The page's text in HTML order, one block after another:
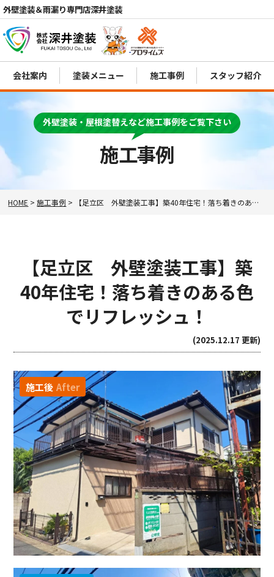
外壁塗装＆雨漏り専門店深井塗装
電話
会社案内 塗装メニュー 施工事例 スタッフ紹介
施工事例
外壁塗装・屋根塗替えなど施工事例をご覧下さい
HOME >施工事例 > 【足立区 外壁塗装工事】築40年住宅！落ち着きのある色でリフレッシュ！
【足立区 外壁塗装工事】築
40年住宅！落ち着きのある色
でリフレッシュ！
(2025.12.17 更新)
施工後 After